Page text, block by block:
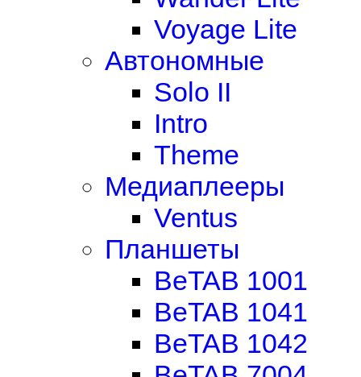
Voyage Lite
Автономные
Solo II
Intro
Theme
Медиаплееры
Ventus
Планшеты
BeTAB 1001
BeTAB 1041
BeTAB 1042